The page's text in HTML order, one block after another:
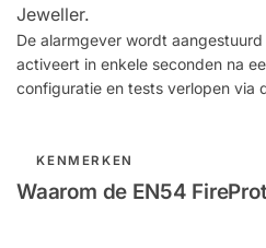
Jeweller.
De alarmgever wordt
activeert in enkele seconden na
configuratie en tests verlopen via
KENMERKEN
Waarom de EN54